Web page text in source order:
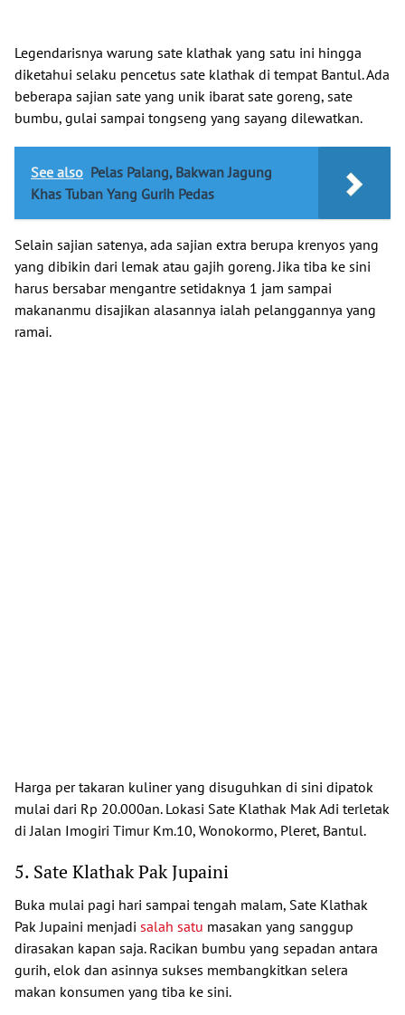
Legendarisnya warung sate klathak yang satu ini hingga
diketahui selaku pencetus sate klathak di tempat Bantul. Ada
beberapa sajian sate yang unik ibarat sate goreng, sate
bumbu, gulai sampai tongseng yang sayang dilewatkan.
See also Pelas Palang, Bakwan Jagung
Khas Tuban Yang Gurih Pedas
Selain sajian satenya, ada sajian extra berupa krenyos yang
yang dibikin dari lemak atau gajih goreng. Jika tiba ke sini
harus bersabar mengantre setidaknya 1 jam sampai
makananmu disajikan alasannya ialah pelanggannya yang
ramai.
Harga per takaran kuliner yang disuguhkan di sini dipatok
mulai dari Rp 20.000an. Lokasi Sate Klathak Mak Adi terletak
di Jalan Imogiri Timur Km.10, Wonokormo, Pleret, Bantul.
5. Sate Klathak Pak Jupaini
Buka mulai pagi hari sampai tengah malam, Sate Klathak
Pak Jupaini menjadi salah satu masakan yang sanggup
dirasakan kapan saja. Racikan bumbu yang sepadan antara
gurih, elok dan asinnya sukses membangkitkan selera
makan konsumen yang tiba ke sini.